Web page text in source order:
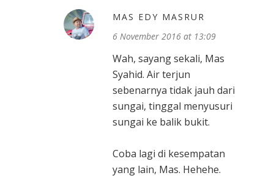
MAS EDY MASRUR
6 November 2016 at 13:09
Wah, sayang sekali, Mas
Syahid. Air terjun
sebenarnya tidak jauh dari
sungai, tinggal menyusuri
sungai ke balik bukit.
Coba lagi di kesempatan
yang lain, Mas. Hehehe.